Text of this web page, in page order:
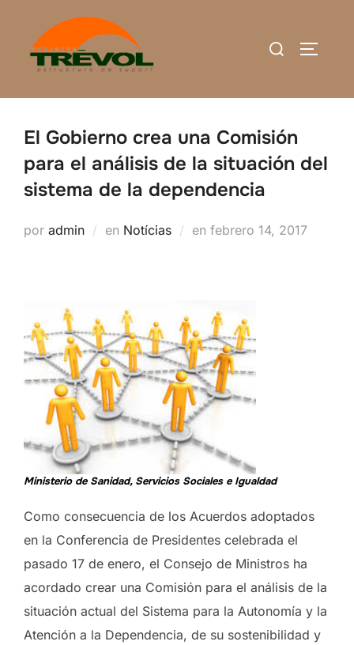
contenido
Buscar:
El Gobierno crea una Comisión
para el análisis de la situación del
sistema de la dependencia
por admin en Notícias en Publicado
febrero 14, 2017
Ministerio de Sanidad, Servicios Sociales e Igualdad
Como consecuencia de los Acuerdos adoptados
en la Conferencia de Presidentes celebrada el
pasado 17 de enero, el Consejo de Ministros ha
acordado crear una Comisión para el análisis de la
situación actual del Sistema para la Autonomía y la
Atención a la Dependencia, de su sostenibilidad y